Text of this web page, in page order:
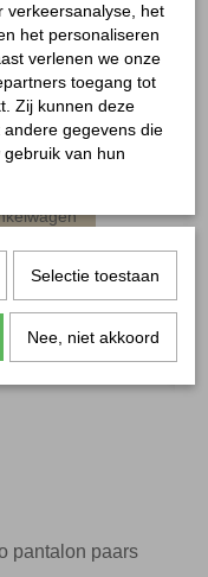
jeans
€ 29,99
-40%
pantalon paars
verkeersanalyse, het
het personaliseren
verlenen we onze
toegang tot
Zij kunnen deze
gegevens die
van hun
Selectie toestaan
Nee, niet akkoord